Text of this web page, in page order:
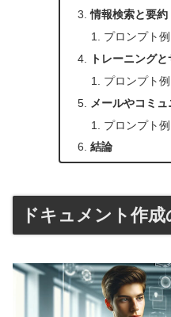
情報検索と要約
プロンプト例
トレーニング
プロンプト例
メールやコミ
プロンプト例
結論
ドキュメント作